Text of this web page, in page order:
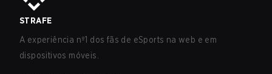
STRAFE
A experiência nº1 dos fãs de eSports na web e em
dispositivos móveis.